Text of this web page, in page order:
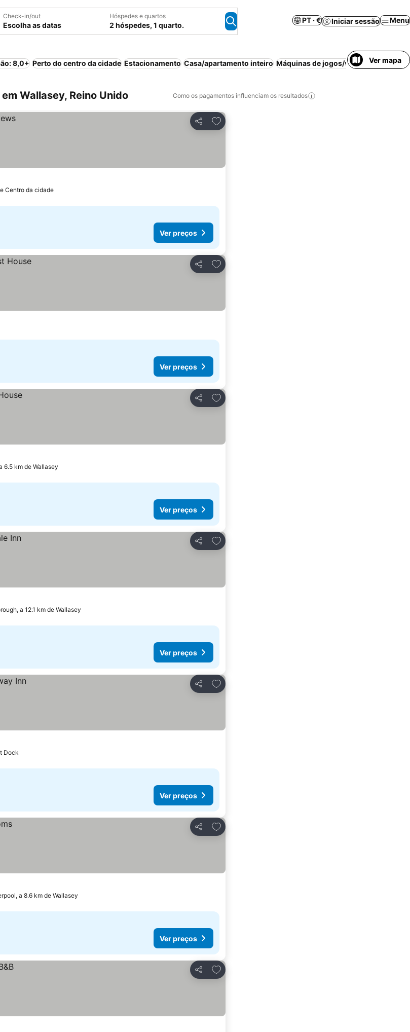
Check-in/out
Escolha as datas
Hóspedes e quartos
2 hóspedes, 1 quarto.
PT · € Iniciar sessão Menu
8,0+ Perto do centro da cidade Estacionamento Casa/apartamento inteiro Máquinas de jogos/videojogos Ar
Ver mapa
Wallasey, Reino Unido Como os pagamentos influenciam os resultados
Partilhar
Adicionar aos favoritos
Centro da cidade
Ver preços
Partilhar
Adicionar aos favoritos
Ver preços
Partilhar
Adicionar aos favoritos
6.5 km de Wallasey
Ver preços
Partilhar
Adicionar aos favoritos
a 12.1 km de Wallasey
Ver preços
Partilhar
Adicionar aos favoritos
Dock
Ver preços
Partilhar
Adicionar aos favoritos
a 8.6 km de Wallasey
Ver preços
Partilhar
Adicionar aos favoritos